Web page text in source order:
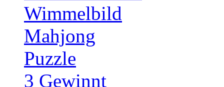
Wimmelbild
Mahjong
Puzzle
3 Gewinnt